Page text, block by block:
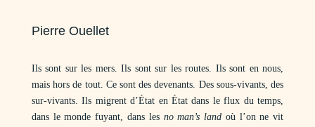
Pierre Ouellet
Ils sont sur les mers. Ils sont sur les routes. Ils sont en nous,
mais hors de tout. Ce sont des devenants. Des sous-vivants, des
sur-vivants. Ils migrent d’État en État dans le flux du temps,
dans le monde fuyant, dans les no man’s land où l’on ne vit